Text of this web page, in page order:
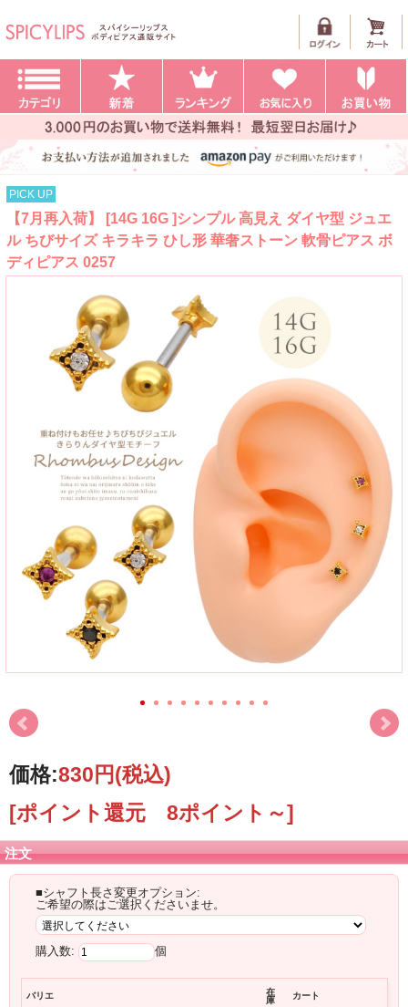
PICK UP
【7月再入荷】 [14G 16G ]シンプル 高見え ダイヤ型 ジュエ
ル ちびサイズ キラキラ ひし形 華奢ストーン 軟骨ピアス ボ
ディピアス 0257
価格:830円(税込)
[ポイント還元 8ポイント～]
注文
■シャフト長さ変更オプション:
ご希望の際はご選択くださいませ。
購入数: 個
バリエ
在
庫
カート